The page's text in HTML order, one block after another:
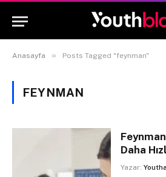
Anasayfa » Posts Tagged "feynman"
FEYNMAN
Daha
Yazar: